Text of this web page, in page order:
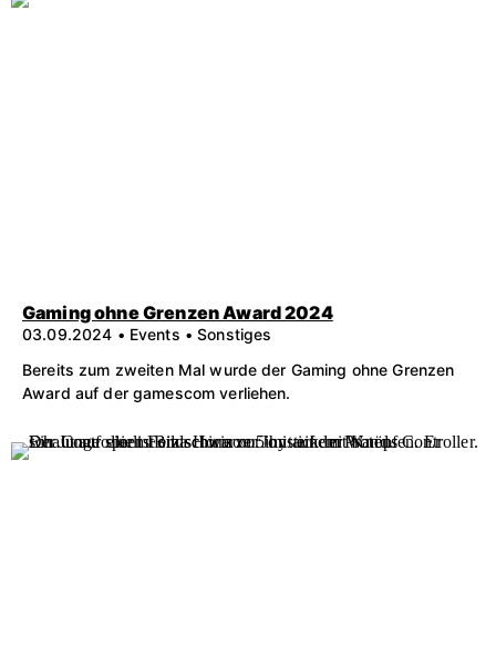
Gaming ohne Grenzen Award 2024
03.09.2024 • Events • Sonstiges
Bereits zum zweiten Mal wurde der Gaming ohne Grenzen
Award auf der gamescom verliehen.